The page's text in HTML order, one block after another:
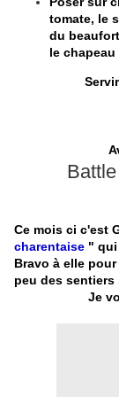
tomate, le
du
le
Servir
Avec cette
Ce mois ci c'est
charentaise " qui
Bravo à elle
peu des
Je vous